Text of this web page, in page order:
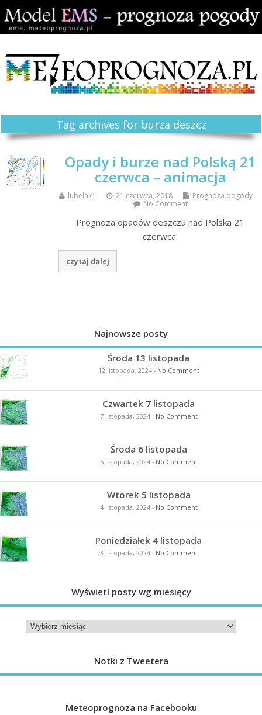
Tag archives for burza deszcz
Opady i burze nad Polską 21
czerwca – animacja
lubelak1 21 czerwca, 2018
Prognoza pogody
No Comment
Prognoza opadów deszczu nad Polską 21
czerwca:
czytaj dalej
Najnowsze posty
Środa 13 listopada
12 listopada, 2024- No Comment
Czwartek 7 listopada
7 listopada, 2024- No Comment
Środa 6 listopada
5 listopada, 2024- No Comment
Wtorek 5 listopada
4 listopada, 2024- No Comment
Poniedziałek 4 listopada
3 listopada, 2024- No Comment
Wyświetl posty wg miesięcy
Notki z Tweetera
Meteoprognoza na Facebooku